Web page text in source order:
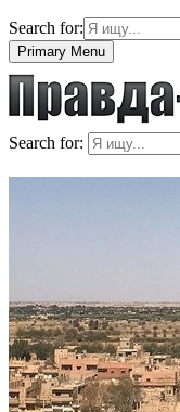
Search for:
Primary Menu
Search for: